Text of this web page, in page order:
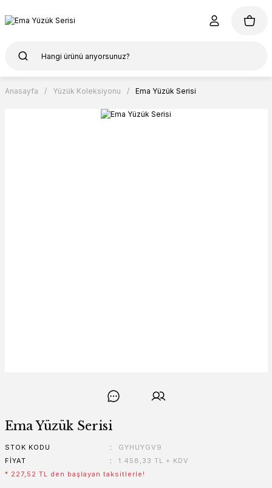
Anasayfa Yüzük Koleksiyonu Ema Yüzük Serisi
Ema Yüzük Serisi
STOK KODU
GYHUYGV9
FIYAT
1.458,33 TL + KDV
* 227,52 TL den başlayan taksitlerle!